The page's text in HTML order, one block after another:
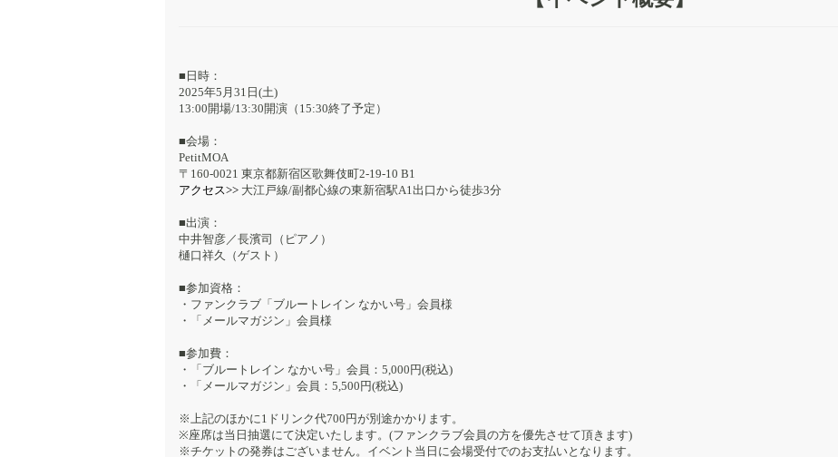
■日時：
2025年5月31日(土)
13:00開場/13:30開演（15:30終了予定）
■会場：
PetitMOA
〒160-0021 東京都新宿区歌舞伎町2-19-10 B1
アクセス>> 大江戸線/副都心線の東新宿駅A1出口から徒歩3分
■出演：
中井智彦／長濱司（ピアノ）
樋口祥久（ゲスト）
■参加資格：
・ファンクラブ「ブルートレイン なかい号」会員様
・「メールマガジン」会員様
■参加費：
・「ブルートレイン なかい号」会員：5,000円(税込)
・「メールマガジン」会員：5,500円(税込)
※上記のほかに1ドリンク代700円が別途かかります。
※座席は当日抽選にて決定いたします。(ファンクラブ会員の方を優先させて頂きます)
※チケットの発券はございません。イベント当日に会場受付でのお支払いとなります。